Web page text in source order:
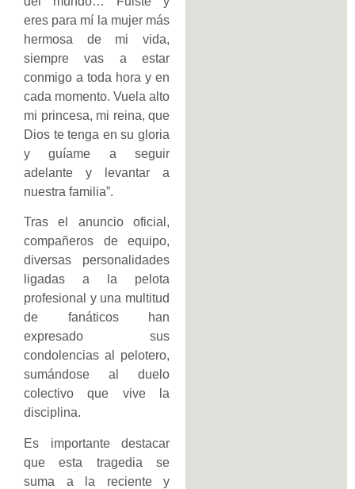
eres para mí la mujer más
hermosa de mi vida,
siempre vas a estar
conmigo a toda hora y en
cada momento. Vuela alto
mi princesa, mi reina, que
Dios te tenga en su gloria
y guíame a seguir
adelante y levantar a
nuestra familia”.
Tras el anuncio oficial,
compañeros de equipo,
diversas personalidades
ligadas a la pelota
profesional y una multitud
de fanáticos han
expresado sus
condolencias al pelotero,
sumándose al duelo
colectivo que vive la
disciplina.
Es importante destacar
que esta tragedia se
suma a la reciente y